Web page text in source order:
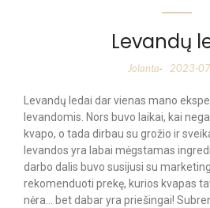
Levandų
Jolanta- 2023-
Levandų ledai dar vienas mano
levandomis. Nors buvo laikai, kai
kvapo, o tada dirbau su grožio ir
levandos yra labai mėgstamas
darbo dalis buvo susijusi su
rekomenduoti prekę, kurios kvapas
nėra… bet dabar yra priešingai!